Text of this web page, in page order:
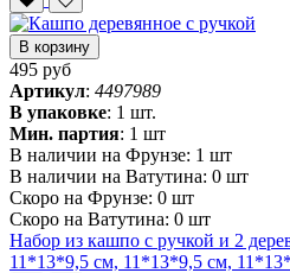
В корзину
495 руб
Артикул: 4497989
В упаковке: 1 шт.
Мин. партия: 1 шт
В наличии на Фрунзе: 1 шт
В наличии на Ватутина: 0 шт
Скоро на Фрунзе: 0 шт
Скоро на Ватутина: 0 шт
Набор из кашпо с ручкой и 2
11*13*9,5 см, 11*13*9,5 см,